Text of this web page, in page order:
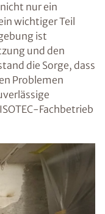
nur ein
wichtiger Teil
ist
und den
die Sorge, dass
Problemen
Fachbetrieb